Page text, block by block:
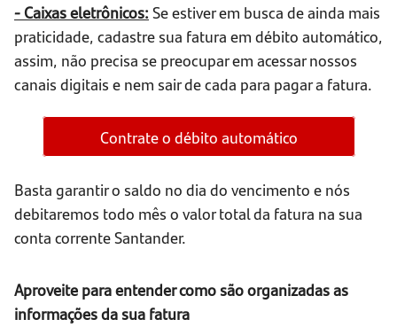
- Caixas eletrônicos: Se estiver em busca de ainda mais
praticidade, cadastre sua fatura em débito automático,
assim, não precisa se preocupar em acessar nossos
canais digitais e nem sair de cada para pagar a fatura.
Contrate o débito automático
Basta garantir o saldo no dia do vencimento e nós
debitaremos todo mês o valor total da fatura na sua
conta corrente Santander.
Aproveite para entender como são organizadas as
informações da sua fatura